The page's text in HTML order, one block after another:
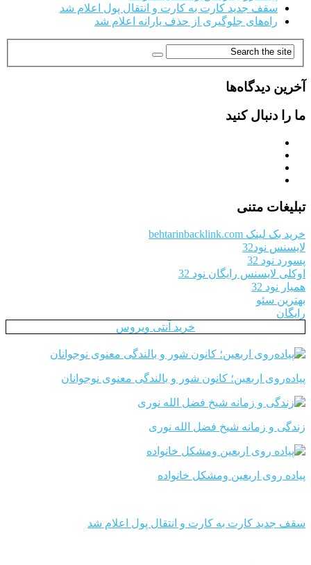
سقف جدید کارت به کارت و انتقال پول اعلام شد
راه‌های جلوگیری از حذف یارانه اعلام شد
آخرین دیدگاه‌ها
ما را دنبال کنید
تبلیغات متنی
خرید بک لینک behtarinbacklink.com
لایسنس نود32
پسورد نود 32
اوکلی لایسنس رایگان نود 32
همیار نود 32
بهترین سئو
رایگان
خرید آنتی ویروس
پیاده‌روی اربعین؛ کانون شور و بالندگی معنوی نوجوانان
زندگی و زمانه شیخ فضل الله نوری
پیاده روی اربعین ومشکل خانواده
سقف جدید کارت به کارت و انتقال پول اعلام شد